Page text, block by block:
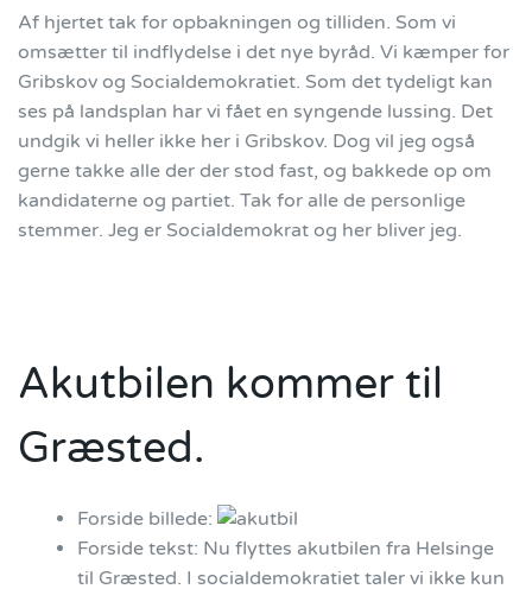
Af hjertet tak for opbakningen og tilliden. Som vi
omsætter til indflydelse i det nye byråd. Vi kæmper for
Gribskov og Socialdemokratiet. Som det tydeligt kan
ses på landsplan har vi fået en syngende lussing. Det
undgik vi heller ikke her i Gribskov. Dog vil jeg også
gerne takke alle der der stod fast, og bakkede op om
kandidaterne og partiet. Tak for alle de personlige
stemmer. Jeg er Socialdemokrat og her bliver jeg.
Akutbilen kommer til
Græsted.
Forside billede:
Forside tekst: Nu flyttes akutbilen fra Helsinge
til Græsted. I socialdemokratiet taler vi ikke kun